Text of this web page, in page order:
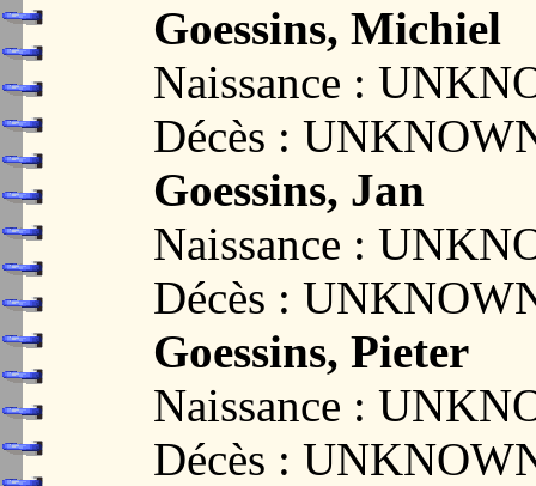
Goessins, Michiel
Naissance :
Décès :
Goessins, Jan
Naissance :
Décès :
Goessins, Pieter
Naissance :
Décès :